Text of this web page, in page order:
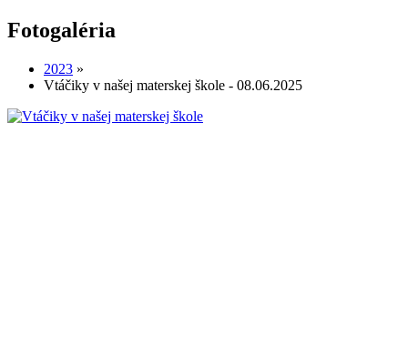
Fotogaléria
2023 »
Vtáčiky v našej materskej škole - 08.06.2025